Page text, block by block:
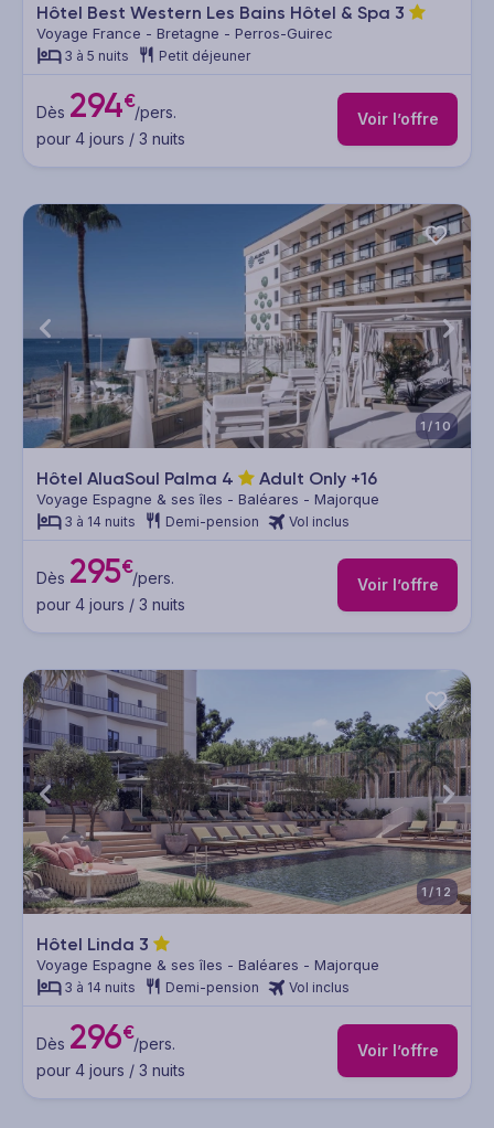
Hôtel Best Western Les Bains Hôtel & Spa 3
Voyage France - Bretagne - Perros-Guirec
3 à 5 nuits Petit déjeuner
Dès 294€/pers.
pour 4 jours / 3 nuits
Voir l’offre
1/10
Hôtel AluaSoul Palma 4 Adult Only +16
Voyage Espagne & ses îles - Baléares - Majorque
3 à 14 nuits Demi-pension Vol inclus
Dès 295€/pers.
pour 4 jours / 3 nuits
Voir l’offre
1/12
Hôtel Linda 3
Voyage Espagne & ses îles - Baléares - Majorque
3 à 14 nuits Demi-pension Vol inclus
Dès 296€/pers.
pour 4 jours / 3 nuits
Voir l’offre